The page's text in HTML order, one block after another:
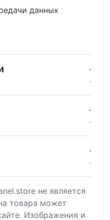
данных
не является
товара может
Изображения и